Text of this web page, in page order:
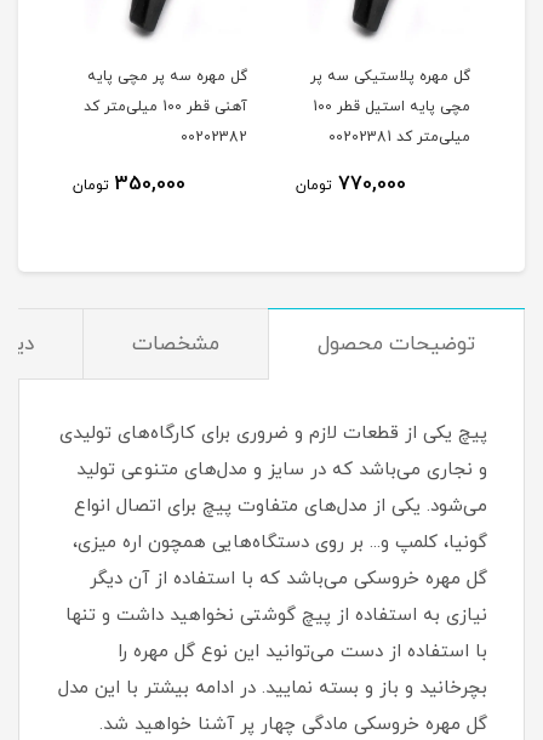
گل مهره پلاستیکی سه پر
مچی پایه استیل قطر 100
میلی‌متر کد 00202381
770,000 تومان
گل مهره سه پر مچی پایه
آهنی قطر 100 میلی‌متر کد
00202382
350,000 تومان
توضیحات محصول مشخصات
پیچ یکی از قطعات لازم و ضروری برای کارگاه‌های تولیدی
و نجاری می‌باشد که در سایز و مدل‌های متنوعی تولید
می‌شود. یکی از مدل‌های متفاوت پیچ برای اتصال انواع
گونیا، کلمپ و... بر روی دستگاه‌هایی همچون اره میزی،
گل مهره خروسکی می‌باشد که با استفاده از آن دیگر
نیازی به استفاده از پیچ گوشتی نخواهید داشت و تنها
با استفاده از دست می‌توانید این نوع گل مهره را
بچرخانید و باز و بسته نمایید. در ادامه بیشتر با این مدل
گل مهره خروسکی مادگی چهار پر آشنا خواهید شد.